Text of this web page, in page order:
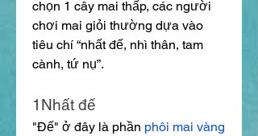
chọn 1 cây mai thấp, các người
chơi mai giỏi thường dựa vào
tiêu chí “nhất đế, nhì thân, tam
cành, tứ nụ”.
1Nhất đế
"Đế" ở đây là phần phôi mai vàng